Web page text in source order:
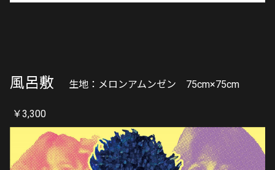
風呂敷 生地：メロンアムンゼン 75cm×75cm
￥3,300